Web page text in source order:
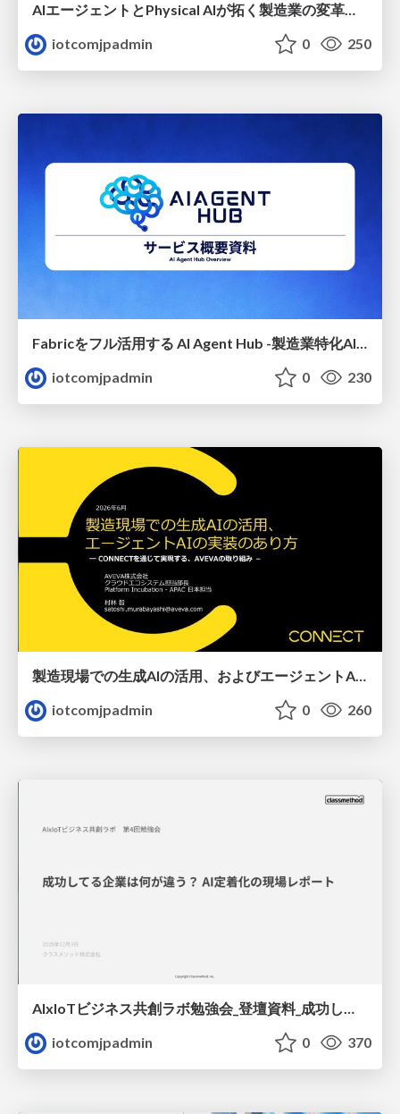
AIエージェントとPhysical AIが拓く製造業の変革（ハノーバーメッセリキャップ）
iotcomjpadmin
0 250
iotcomjpadmin
0 230
製造現場での生成AIの活用、およびエージェントAIの実装のあり方、AVEVAの取り組み
iotcomjpadmin
0 260
AIxIoTビジネス共創ラボ勉強会_登壇資料_成功してる企業は何が違う_AI定着化の現場レポート_20251203.pdf
iotcomjpadmin
0 370